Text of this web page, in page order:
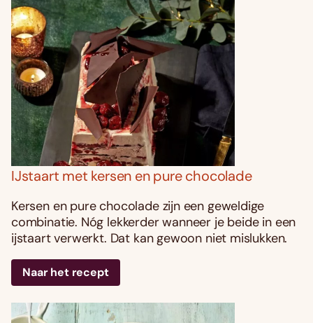
IJstaart met kersen en pure chocolade
Kersen en pure chocolade zijn een geweldige
combinatie. Nóg lekkerder wanneer je beide in een
ijstaart verwerkt. Dat kan gewoon niet mislukken.
Naar het recept